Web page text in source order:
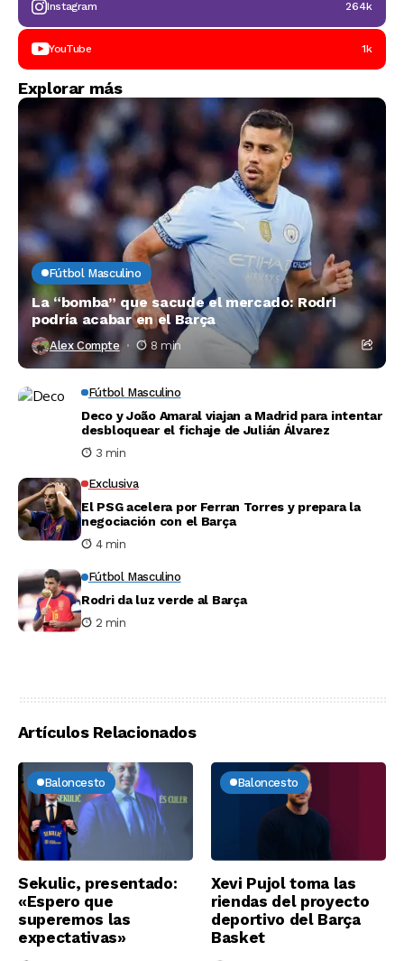
Instagram 264k
YouTube 1k
Explorar más
Fútbol Masculino
La “bomba” que sacude el mercado: Rodri
podría acabar en el Barça
Alex Compte 8 min
Fútbol Masculino
Deco y João Amaral viajan a Madrid para intentar
desbloquear el fichaje de Julián Álvarez
3 min
Exclusiva
El PSG acelera por Ferran Torres y prepara la
negociación con el Barça
4 min
Fútbol Masculino
Rodri da luz verde al Barça
2 min
Artículos Relacionados
Baloncesto
Sekulic, presentado:
«Espero que
superemos las
expectativas»
Baloncesto
Xevi Pujol toma las
riendas del proyecto
deportivo del Barça
Basket